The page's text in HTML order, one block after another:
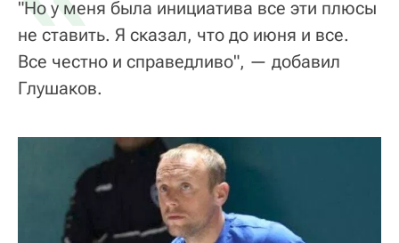
"Но у меня была инициатива все эти плюсы
не ставить. Я сказал, что до июня и все.
Все честно и справедливо", — добавил
Глушаков.